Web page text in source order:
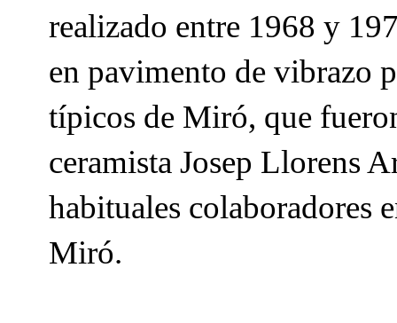
realizado entre 1968 y
en pavimento de vibrazo
típicos de Miró, que
ceramista Josep Llorens
habituales colaboradores
Miró.